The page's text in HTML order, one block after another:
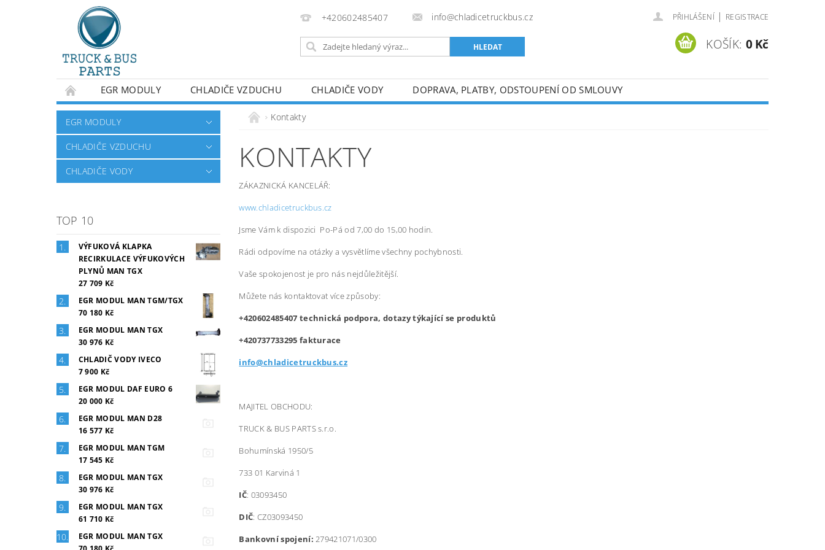
+420602485407 info@chladicetruckbus.cz PŘIHLÁŠENÍ | REGISTRACE
KOŠÍK: 0 Kč
EGR MODULY CHLADIČE VZDUCHU CHLADIČE VODY
DOPRAVA, PLATBY, ODSTOUPENÍ OD SMLOUVY
OBCHODNÍ PODMÍNKY
NAPIŠTE NÁM
EGR MODULY
CHLADIČE VZDUCHU
CHLADIČE VODY
TOP 10
VÝFUKOVÁ KLAPKA
RECIRKULACE VÝFUKOVÝCH
PLYNŮ MAN TGX
27 709 Kč
EGR MODUL MAN TGM/TGX
70 180 Kč
EGR MODUL MAN TGX
30 976 Kč
CHLADIČ VODY IVECO
7 900 Kč
EGR MODUL DAF EURO 6
20 000 Kč
EGR MODUL MAN D28
16 577 Kč
EGR MODUL MAN TGM
17 545 Kč
EGR MODUL MAN TGX
30 976 Kč
EGR MODUL MAN TGX
61 710 Kč
EGR MODUL MAN TGX
Kontakty
KONTAKTY
ZÁKAZNICKÁ KANCELÁŘ:
www.chladicetruckbus.cz
Jsme Vám k dispozici Po-Pá od 7,00 do 15,00 hodin.
Rádi odpovíme na otázky a vysvětlíme všechny pochybnosti.
Vaše spokojenost je pro nás nejdůležitější.
Můžete nás kontaktovat více způsoby:
+420602485407 technická podpora, dotazy týkající se produktů
+420737733295 fakturace
info@chladicetruckbus.cz
MAJITEL OBCHODU:
TRUCK & BUS PARTS s.r.o.
Bohumínská 1950/5
733 01 Karviná 1
IČ: 03093450
DIČ: CZ03093450
Bankovní spojení: 279421071/0300